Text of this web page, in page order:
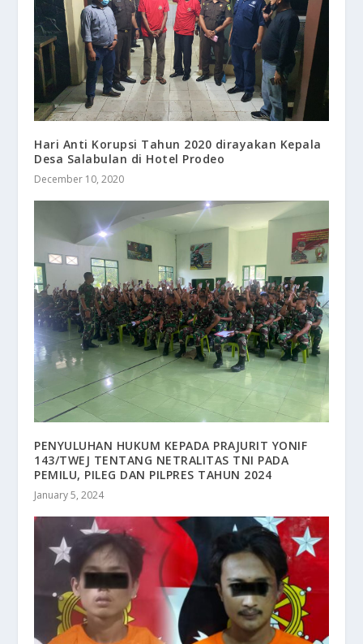
Hari Anti Korupsi Tahun 2020 dirayakan Kepala
Desa Salabulan di Hotel Prodeo
December 10, 2020
PENYULUHAN HUKUM KEPADA PRAJURIT YONIF
143/TWEJ TENTANG NETRALITAS TNI PADA
PEMILU, PILEG DAN PILPRES TAHUN 2024
January 5, 2024